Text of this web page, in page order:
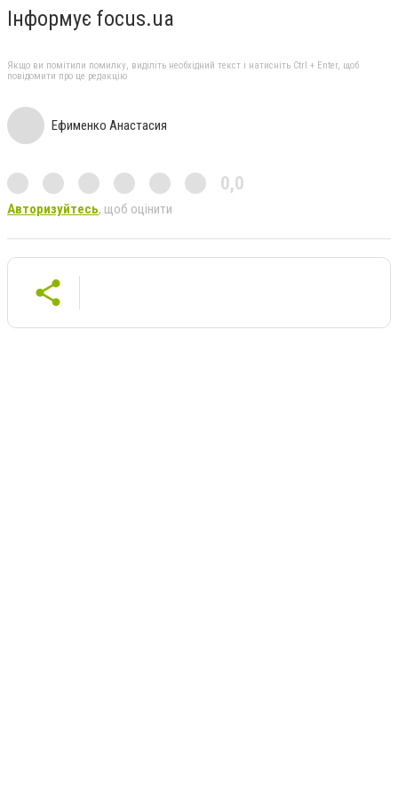
Інформує focus.ua
Якщо ви помітили помилку, виділіть необхідний текст і натисніть Ctrl + Enter, щоб
повідомити про це редакцію
Ефименко Анастасия
0,0
Авторизуйтесь, щоб оцінити